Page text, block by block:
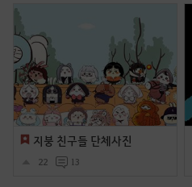
지붕 친구들 단체사진
22 13